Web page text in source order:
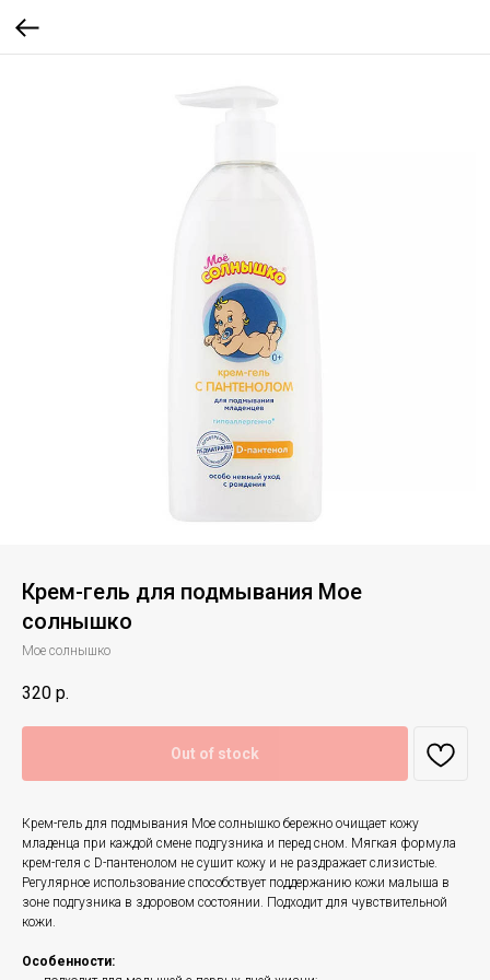
Крем-гель для подмывания Мое
солнышко
Мое солнышко
320 р.
Out of stock
Крем-гель для подмывания Мое солнышко бережно очищает кожу
младенца при каждой смене подгузника и перед сном. Мягкая формула
крем-геля с D-пантенолом не сушит кожу и не раздражает слизистые.
Регулярное использование способствует поддержанию кожи малыша в
зоне подгузника в здоровом состоянии. Подходит для чувствительной
кожи.
Особенности: